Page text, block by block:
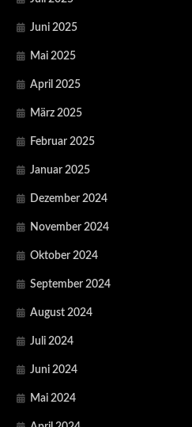
Juni 2025
Mai 2025
April 2025
März 2025
Februar 2025
Januar 2025
Dezember 2024
November 2024
Oktober 2024
September 2024
August 2024
Juli 2024
Juni 2024
Mai 2024